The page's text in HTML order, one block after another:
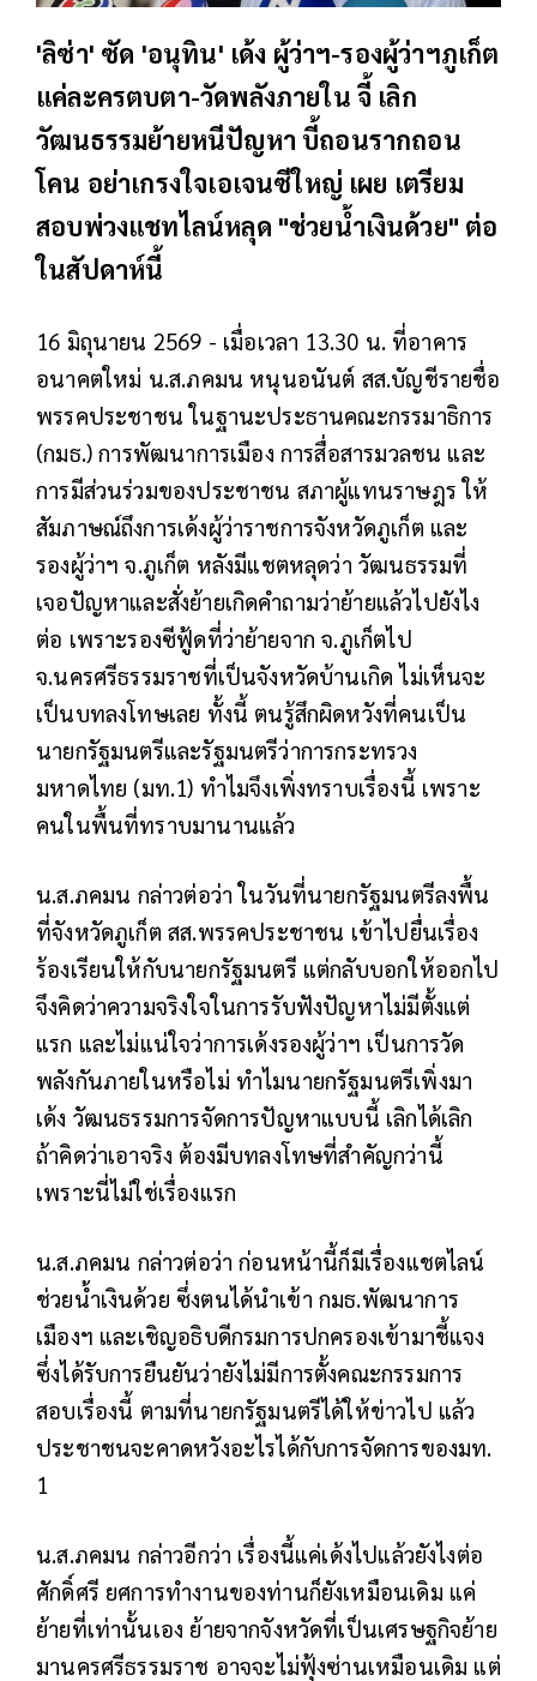
'ลิซ่า' ซัด 'อนุทิน' เด้ง ผู้ว่าฯ-รองผู้ว่าฯภูเก็ต
แค่ละครตบตา-วัดพลังภายใน จี้ เลิก
วัฒนธรรมย้ายหนีปัญหา บี้ถอนรากถอน
โคน อย่าเกรงใจเอเจนซีใหญ่ เผย เตรียม
สอบพ่วงแชทไลน์หลุด "ช่วยน้ำเงินด้วย" ต่อ
ในสัปดาห์นี้
16 มิถุนายน 2569 - เมื่อเวลา 13.30 น. ที่อาคาร
อนาคตใหม่ น.ส.ภคมน หนุนอนันต์ สส.บัญชีรายชื่อ
พรรคประชาชน ในฐานะประธานคณะกรรมาธิการ
(กมธ.) การพัฒนาการเมือง การสื่อสารมวลชน และ
การมีส่วนร่วมของประชาชน สภาผู้แทนราษฎร ให้
สัมภาษณ์ถึงการเด้งผู้ว่าราชการจังหวัดภูเก็ต และ
รองผู้ว่าฯ จ.ภูเก็ต หลังมีแชตหลุดว่า วัฒนธรรมที่
เจอปัญหาและสั่งย้ายเกิดคำถามว่าย้ายแล้วไปยังไง
ต่อ เพราะรองซีฟู้ดที่ว่าย้ายจาก จ.ภูเก็ตไป
จ.นครศรีธรรมราชที่เป็นจังหวัดบ้านเกิด ไม่เห็นจะ
เป็นบทลงโทษเลย ทั้งนี้ ตนรู้สึกผิดหวังที่คนเป็น
นายกรัฐมนตรีและรัฐมนตรีว่าการกระทรวง
มหาดไทย (มท.1) ทำไมจึงเพิ่งทราบเรื่องนี้ เพราะ
คนในพื้นที่ทราบมานานแล้ว
น.ส.ภคมน กล่าวต่อว่า ในวันที่นายกรัฐมนตรีลงพื้น
ที่จังหวัดภูเก็ต สส.พรรคประชาชน เข้าไปยื่นเรื่อง
ร้องเรียนให้กับนายกรัฐมนตรี แต่กลับบอกให้ออกไป
จึงคิดว่าความจริงใจในการรับฟังปัญหาไม่มีตั้งแต่
แรก และไม่แน่ใจว่าการเด้งรองผู้ว่าฯ เป็นการวัด
พลังกันภายในหรือไม่ ทำไมนายกรัฐมนตรีเพิ่งมา
เด้ง วัฒนธรรมการจัดการปัญหาแบบนี้ เลิกได้เลิก
ถ้าคิดว่าเอาจริง ต้องมีบทลงโทษที่สำคัญกว่านี้
เพราะนี่ไม่ใช่เรื่องแรก
น.ส.ภคมน กล่าวต่อว่า ก่อนหน้านี้ก็มีเรื่องแชตไลน์
ช่วยน้ำเงินด้วย ซึ่งตนได้นำเข้า กมธ.พัฒนาการ
เมืองฯ และเชิญอธิบดีกรมการปกครองเข้ามาชี้แจง
ซึ่งได้รับการยืนยันว่ายังไม่มีการตั้งคณะกรรมการ
สอบเรื่องนี้ ตามที่นายกรัฐมนตรีได้ให้ข่าวไป แล้ว
ประชาชนจะคาดหวังอะไรได้กับการจัดการของมท.
1
น.ส.ภคมน กล่าวอีกว่า เรื่องนี้แค่เด้งไปแล้วยังไงต่อ
ศักดิ์ศรี ยศการทำงานของท่านก็ยังเหมือนเดิม แค่
ย้ายที่เท่านั้นเอง ย้ายจากจังหวัดที่เป็นเศรษฐกิจย้าย
มานครศรีธรรมราช อาจจะไม่ฟุ้งซ่านเหมือนเดิม แต่